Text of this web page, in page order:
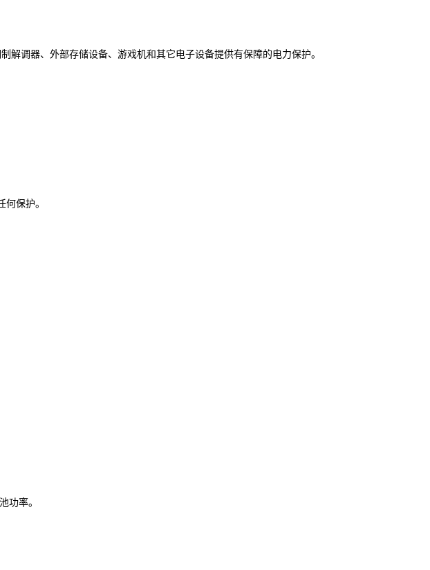
调器、外部存储设备、游戏机和其它电子设备提供有保障的电力保护。
保护。
功率。